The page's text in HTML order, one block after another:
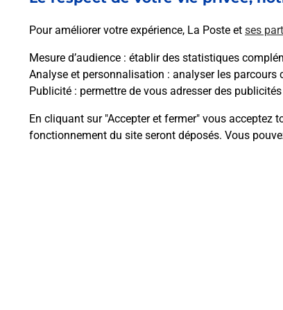
Pour améliorer votre expérience, La Poste et ses
Mesure d’audience : établir des statistiques
Analyse et personnalisation : analyser les
Publicité : permettre de vous adresser des
En cliquant sur "Accepter et fermer" vous acceptez
fonctionnement du site seront déposés. Vous
Questions
Comment retourner un